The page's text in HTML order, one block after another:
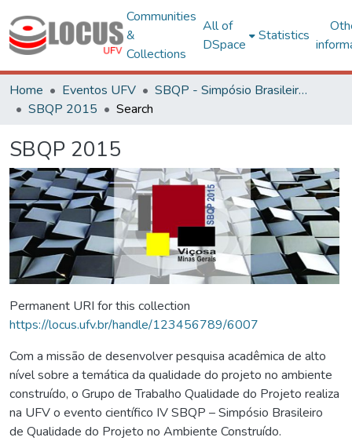
Communities
&
Collections
All of
DSpace
Statistics
Home Eventos UFV
SBQP - Simpósio Brasileiro de Qualidade do Projeto no Ambiente Construído
SBQP 2015
Search
SBQP 2015
Permanent URI for this collection
https://locus.ufv.br/handle/123456789/6007
Com a missão de desenvolver pesquisa acadêmica de alto
nível sobre a temática da qualidade do projeto no ambiente
construído, o Grupo de Trabalho Qualidade do Projeto realiza
na UFV o evento científico IV SBQP – Simpósio Brasileiro
de Qualidade do Projeto no Ambiente Construído.